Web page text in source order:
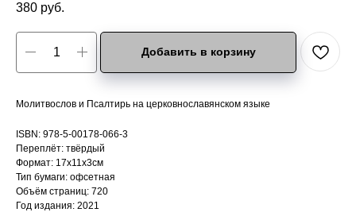
380 руб.
Добавить в корзину
Молитвослов и Псалтирь на церковнославянском языке
ISBN: 978-5-00178-066-3
Переплёт: твёрдый
Формат: 17х11х3см
Тип бумаги: офсетная
Объём страниц: 720
Год издания: 2021